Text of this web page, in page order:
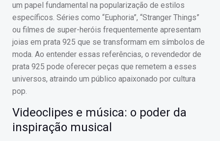
um papel fundamental na popularização de estilos
específicos. Séries como “Euphoria”, “Stranger Things”
ou filmes de super-heróis frequentemente apresentam
joias em prata 925 que se transformam em símbolos de
moda. Ao entender essas referências, o revendedor de
prata 925 pode oferecer peças que remetem a esses
universos, atraindo um público apaixonado por cultura
pop.
Videoclipes e música: o poder da
inspiração musical